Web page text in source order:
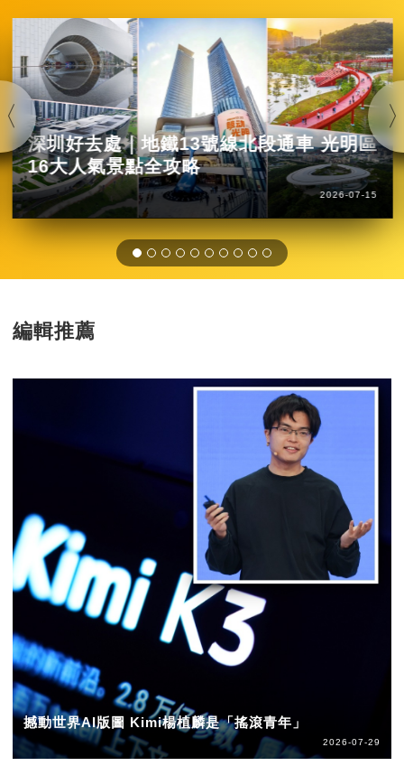
深圳好去處｜地鐵13號線北段通車 光明區
16大人氣景點全攻略
2026-07-15
編輯推薦
撼動世界AI版圖 Kimi楊植麟是「搖滾青年」
2026-07-29